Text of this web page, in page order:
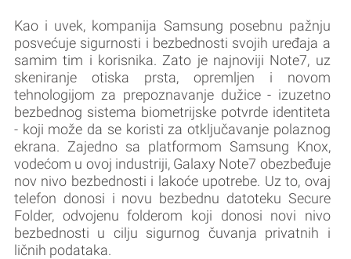
Kao i uvek, kompanija Samsung posebnu pažnju
posvećuje sigurnosti i bezbednosti svojih uređaja a
samim tim i korisnika. Zato je najnoviji Note7, uz
skeniranje otiska prsta, opremljen i novom
tehnologijom za prepoznavanje dužice - izuzetno
bezbednog sistema biometrijske potvrde identiteta
- koji može da se koristi za otključavanje polaznog
ekrana. Zajedno sa platformom Samsung Knox,
vodećom u ovoj industriji, Galaxy Note7 obezbeđuje
nov nivo bezbednosti i lakoće upotrebe. Uz to, ovaj
telefon donosi i novu bezbednu datoteku Secure
Folder, odvojenu folderom koji donosi novi nivo
bezbednosti u cilju sigurnog čuvanja privatnih i
ličnih podataka.